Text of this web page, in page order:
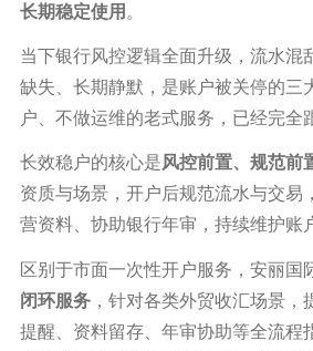
长期稳定使用 。
当下银行风控逻辑全面升级，流水混
缺失、长期静默，是账户被关停的三
户、不做运维的老式服务，已经完全
长效稳户的核心是风控前置、规范前
资质与场景，开户后规范流水与交易
营资料、协助银行年审，持续维护账
区别于市面一次性开户服务，安丽国
闭环服务，针对各类外贸收汇场景，
提醒、资料留存、年审协助等全流程